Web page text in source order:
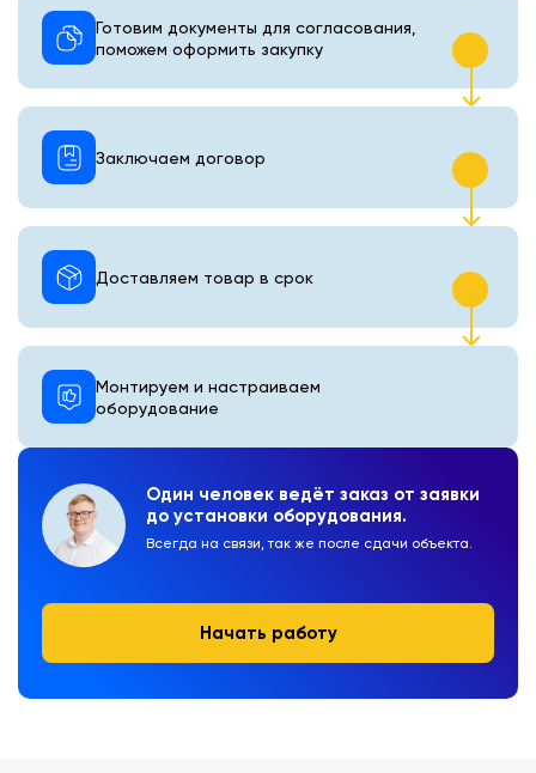
Один человек ведёт заказ от заявки
до установки оборудования.
Всегда на связи, так же после сдачи объекта.
Начать работу
Готовим документы для согласования,
поможем оформить закупку
Монтируем и настраиваем
оборудование
Доставляем товар в срок
Заключаем договор